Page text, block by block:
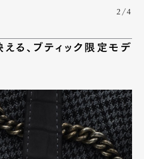
2/4
る、ブティック限定モデ